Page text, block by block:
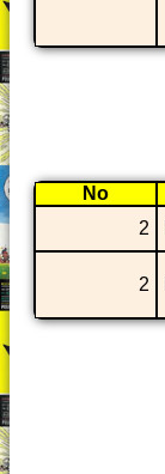
No
2
2